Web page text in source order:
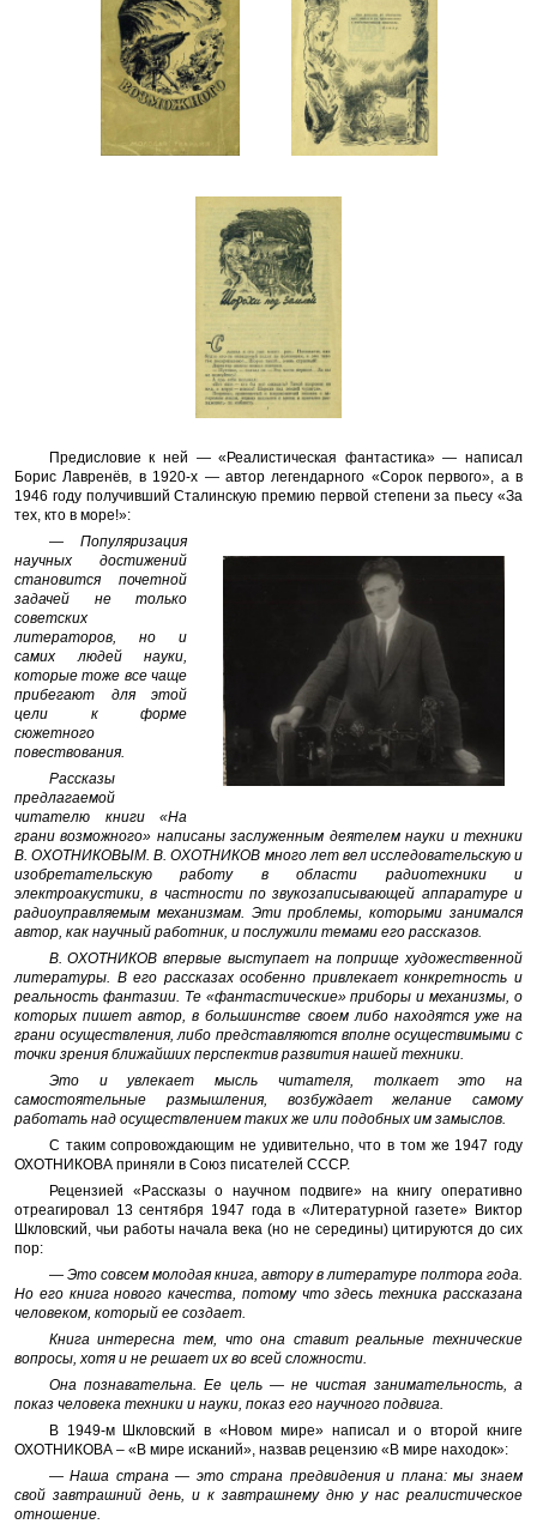
Предисловие к ней — «Реалистическая фантастика» — написал
Борис Лавренёв, в 1920-х — автор легендарного «Сорок первого», а в
1946 году получивший Сталинскую премию первой степени за пьесу «За
тех, кто в море!»:
— Популяризация
научных достижений
становится почетной
задачей не только
советских
литераторов, но и
самих людей науки,
которые тоже все чаще
прибегают для этой
цели к форме
сюжетного
повествования.
Рассказы
предлагаемой
читателю книги «На
грани возможного» написаны заслуженным деятелем науки и техники
В. ОХОТНИКОВЫМ. В. ОХОТНИКОВ много лет вел исследовательскую и
изобретательскую работу в области радиотехники и
электроакустики, в частности по звукозаписывающей аппаратуре и
радиоуправляемым механизмам. Эти проблемы, которыми занимался
автор, как научный работник, и послужили темами его рассказов.
В. ОХОТНИКОВ впервые выступает на поприще художественной
литературы. В его рассказах особенно привлекает конкретность и
реальность фантазии. Те «фантастические» приборы и механизмы, о
которых пишет автор, в большинстве своем либо находятся уже на
грани осуществления, либо представляются вполне осуществимыми с
точки зрения ближайших перспектив развития нашей техники.
Это и увлекает мысль читателя, толкает это на
самостоятельные размышления, возбуждает желание самому
работать над осуществлением таких же или подобных им замыслов.
С таким сопровождающим не удивительно, что в том же 1947 году
ОХОТНИКОВА приняли в Союз писателей СССР.
Рецензией «Рассказы о научном подвиге» на книгу оперативно
отреагировал 13 сентября 1947 года в «Литературной газете» Виктор
Шкловский, чьи работы начала века (но не середины) цитируются до сих
пор:
— Это совсем молодая книга, автору в литературе полтора года.
Но его книга нового качества, потому что здесь техника рассказана
человеком, который ее создает.
Книга интересна тем, что она ставит реальные технические
вопросы, хотя и не решает их во всей сложности.
Она познавательна. Ее цель — не чистая занимательность, а
показ человека техники и науки, показ его научного подвига.
В 1949-м Шкловский в «Новом мире» написал и о второй книге
ОХОТНИКОВА – «В мире исканий», назвав рецензию «В мире находок»:
— Наша страна — это страна предвидения и плана: мы знаем
свой завтрашний день, и к завтрашнему дню у нас реалистическое
отношение.